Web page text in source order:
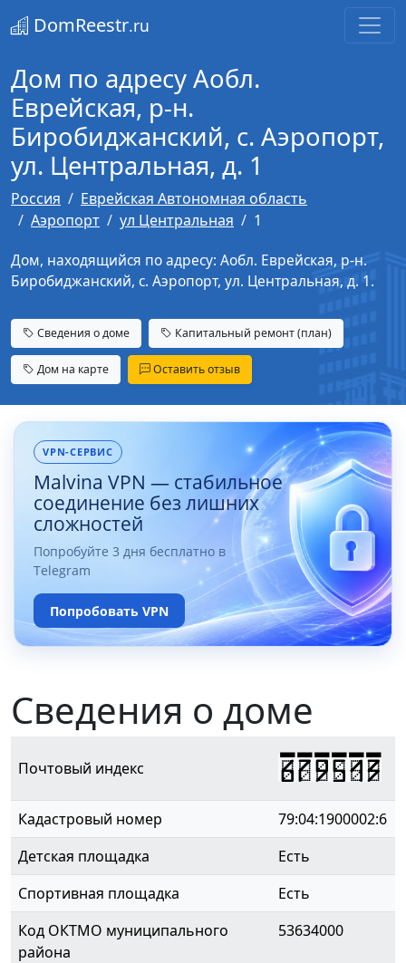
DomReestr.ru
Дом по адресу Аобл.
Еврейская, р-н.
Биробиджанский, с. Аэропорт,
ул. Центральная, д. 1
Россия
Еврейская Автономная область
Аэропорт
ул Центральная
1
Дом, находящийся по адресу: Аобл. Еврейская, р-н.
Биробиджанский, с. Аэропорт, ул. Центральная, д. 1.
Сведения о доме Капитальный ремонт (план)
Дом на карте Оставить отзыв
VPN-СЕРВИС
Malvina VPN — стабильное
соединение без лишних
сложностей
Попробуйте 3 дня бесплатно в
Telegram
Попробовать VPN
Сведения о доме
Почтовый индекс 679513
Кадастровый номер
79:04:1900002:6
Детская площадка
Есть
Спортивная площадка
Есть
Код ОКТМО муниципального
района
53634000